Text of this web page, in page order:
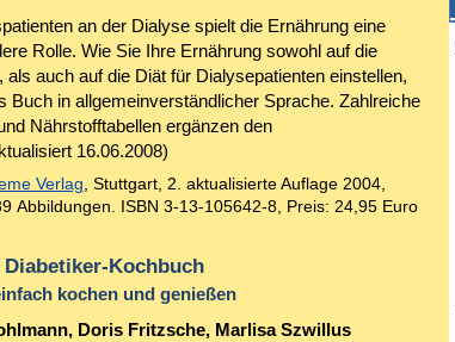
an der Dialyse spielt die Ernährung eine
Rolle. Wie Sie Ihre Ernährung sowohl auf die
als auch auf die Diät für Dialysepatienten einstellen,
Buch in allgemeinverständlicher Sprache. Zahlreiche
Nährstofftabellen ergänzen den
16.06.2008)
Verlag, Stuttgart, 2. aktualisierte Auflage 2004,
Abbildungen. ISBN 3-13-105642-8, Preis: 24,95 Euro
Diabetiker-Kochbuch
kochen und genießen
Doris Fritzsche, Marlisa Szwillus